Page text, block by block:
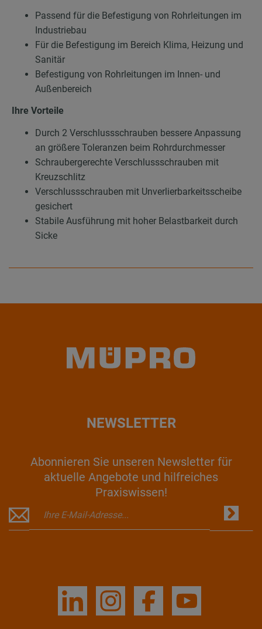
Passend für die Befestigung von Rohrleitungen im
Industriebau
Für die Befestigung im Bereich Klima, Heizung und
Sanitär
Befestigung von Rohrleitungen im Innen- und
Außenbereich
Ihre Vorteile
Durch 2 Verschlussschrauben bessere Anpassung
an größere Toleranzen beim Rohrdurchmesser
Schraubergerechte Verschlussschrauben mit
Kreuzschlitz
Verschlussschrauben mit Unverlierbarkeitsscheibe
gesichert
Stabile Ausführung mit hoher Belastbarkeit durch
Sicke
NEWSLETTER
Abonnieren Sie unseren Newsletter für
aktuelle Angebote und hilfreiches
Praxiswissen!